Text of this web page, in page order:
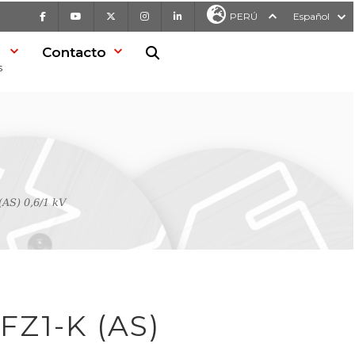
Facebook Youtube InstagramLinkedIn PERÚ Español
Contacto
0,6/1 kV
K (AS)